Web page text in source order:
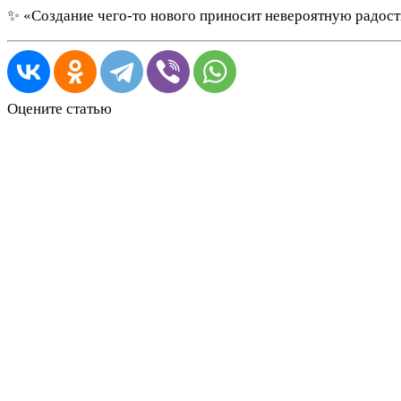
✨ «Создание чего-то нового приносит невероятную
Оцените статью